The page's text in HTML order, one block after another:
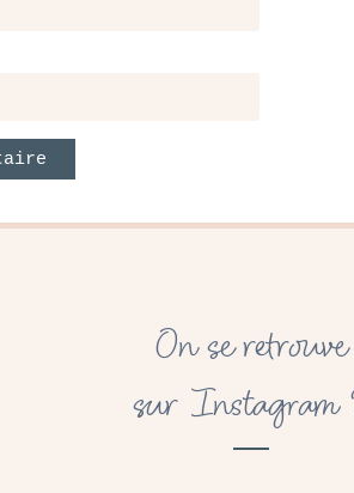
On se retrouve
sur Instagram